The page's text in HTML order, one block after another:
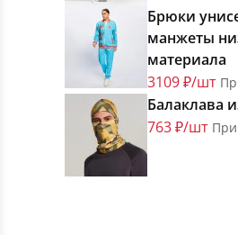
Брюки
манжеты
материала
3109 ₽/шт
Балаклава
763 ₽/шт